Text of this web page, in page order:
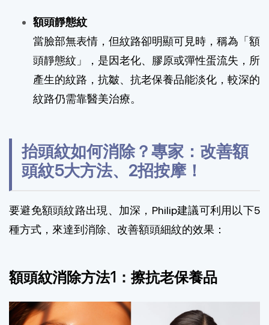
額頭靜態紋
當臉部無表情，但紋路卻明顯可見時，稱為「額
頭靜態紋」，是因老化、膠原或彈性蛋流失，所
產生的紋路，抗皺、 抗老保養品能淡化，較深的
紋路仍需靠醫美治療。
抬頭紋如何消除？專家：改善額
頭紋5大方法、2招按摩！
要避免額頭紋路出現、加深，Philip建議可利用以下5
種方式，來達到消除、改善額頭細紋的效果：
額頭紋消除方法1：擦抗老保養品